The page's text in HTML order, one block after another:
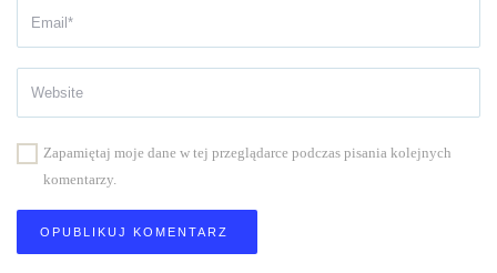
Zapamiętaj moje dane w tej przeglądarce podczas pisania kolejnych
komentarzy.